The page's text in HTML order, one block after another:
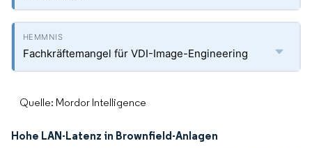
Fachkräftemangel für VDI-Image-Engineering
Quelle: Mordor Intelligence
Hohe LAN-Latenz in Brownfield-Anlagen